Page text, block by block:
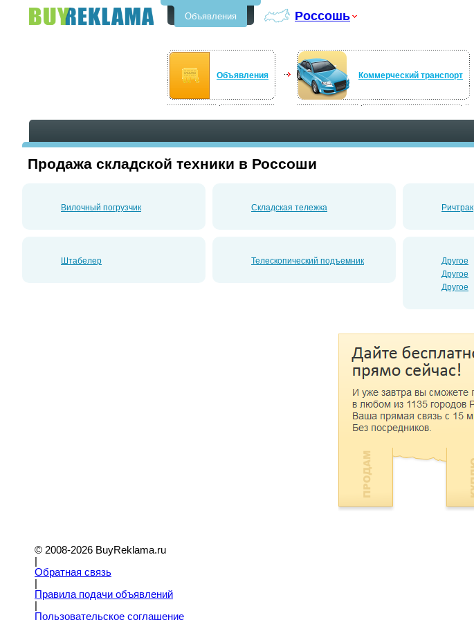
Объявления Россошь
Объявления Коммерческий транспорт
Продажа складской техники в Россоши
Вилочный погрузчик Складская тележка Ричтрак
Штабелер Телескопический подъемник
Другое
Другое
Другое
© 2008-2026 BuyReklama.ru
Обратная связь
Правила подачи объявлений
Пoльзовательское соглашение